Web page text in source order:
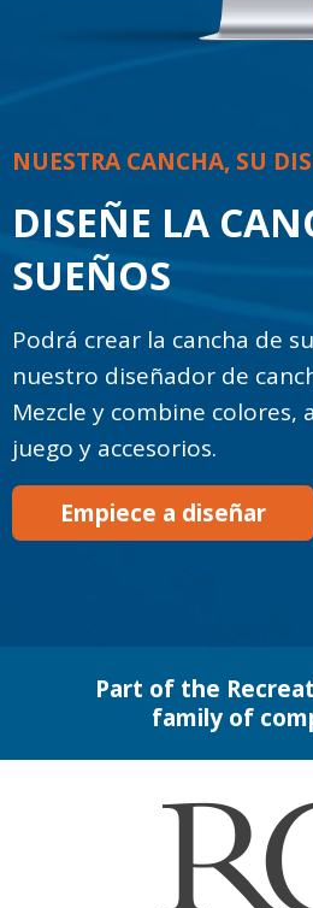
NUESTRA CANCHA, SU
DISEÑE LA
SUEÑOS
Podrá crear la cancha de
nuestro diseñador de
Mezcle y combine colores,
juego y accesorios.
Empiece a diseñar
Part of the
family of